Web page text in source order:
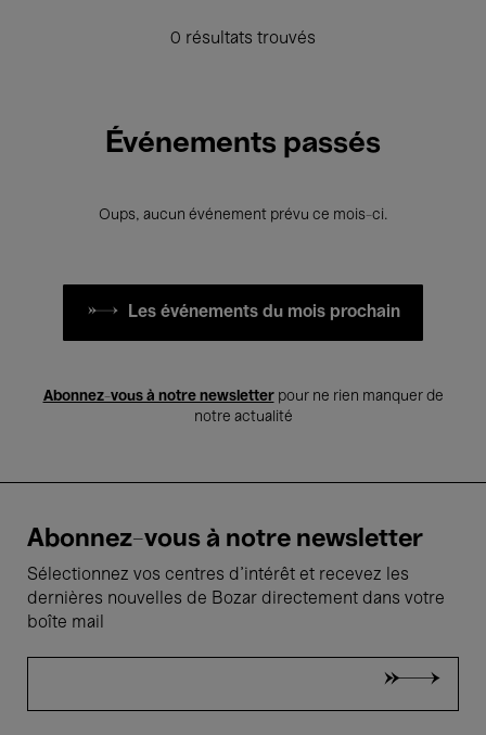
0 résultats trouvés
Événements passés
Oups, aucun événement prévu ce mois-ci.
Les événements du mois prochain
Abonnez-vous à notre newsletterpour ne rien manquer de
notre actualité
Abonnez-vous à notre newsletter
Sélectionnez vos centres d'intérêt et recevez les
dernières nouvelles de Bozar directement dans votre
boîte mail